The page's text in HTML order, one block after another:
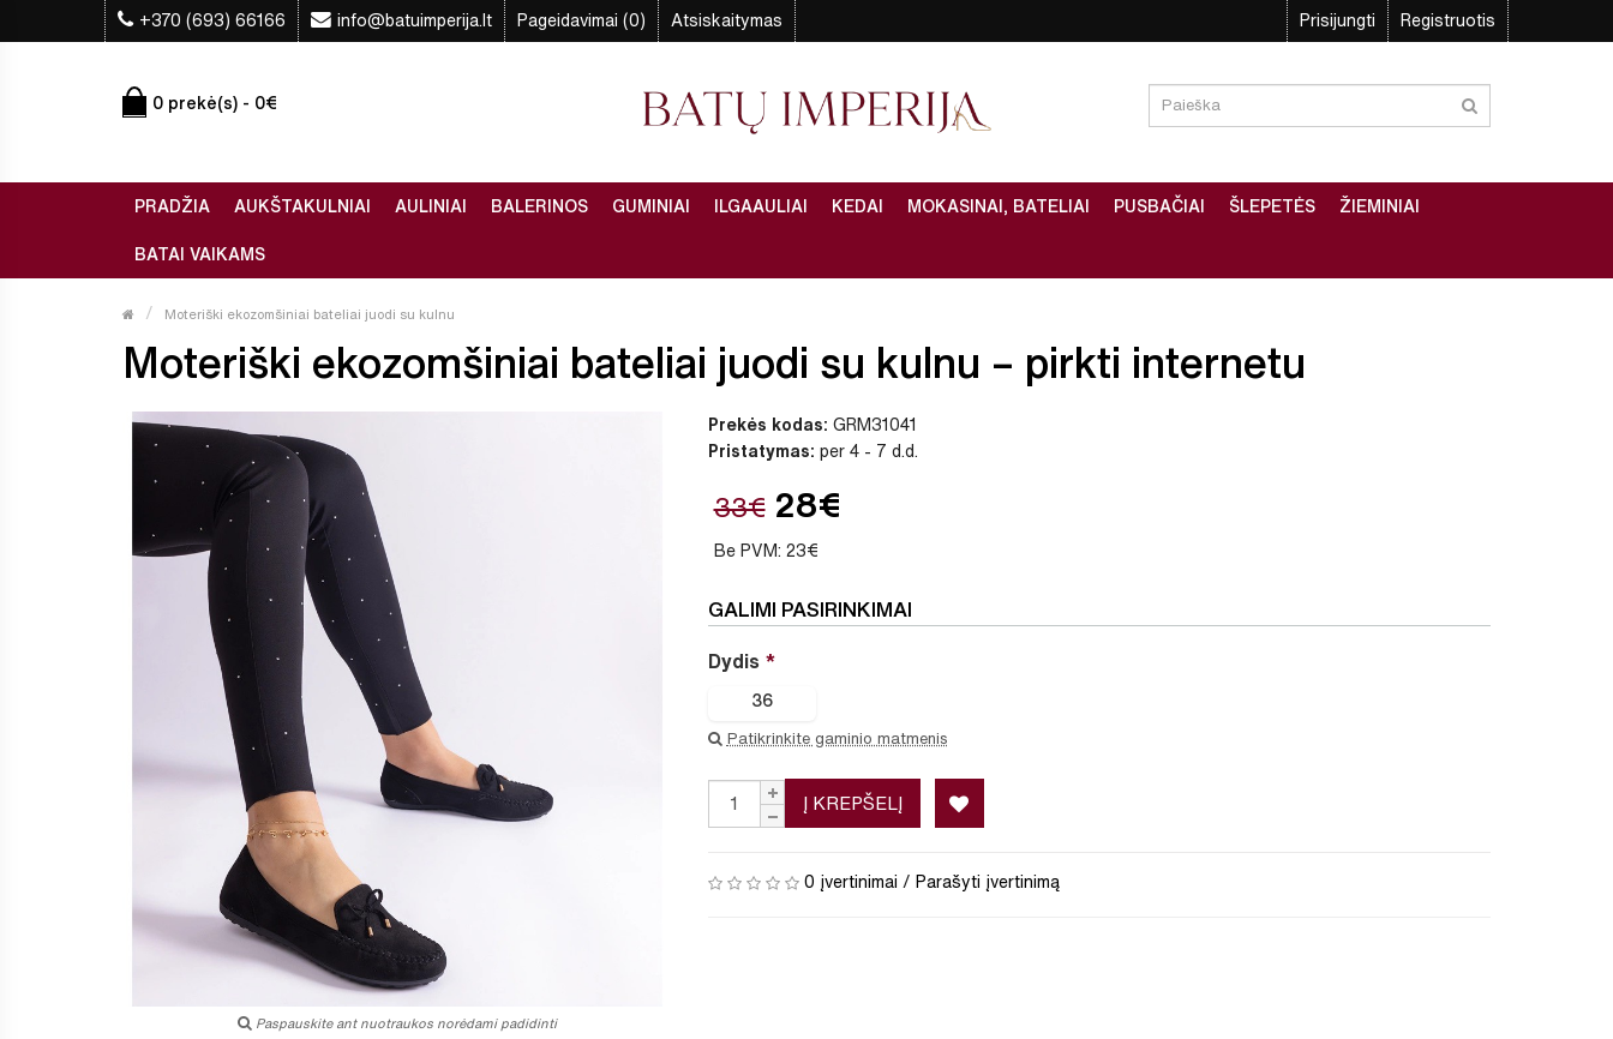
+370 (693) 66166 info@batuimperija.lt Pageidavimai (0) Atsiskaitymas Prisijungti Registruotis
0 prekė(s) - 0€
PRADŽIA AUKŠTAKULNIAI AULINIAI BALERINOS GUMINIAI ILGAAULIAI KEDAI MOKASINAI, BATELIAI PUSBAČIAI ŠLEPETĖS ŽIEMINIAI
BATAI VAIKAMS
Moteriški ekozomšiniai bateliai juodi su kulnu
Moteriški ekozomšiniai bateliai juodi su kulnu – pirkti internetu
Paspauskite ant nuotraukos norėdami padidinti
Prekės kodas: GRM31041
Pristatymas: per 4 - 7 d.d.
33€ 28€
Be PVM: 23€
GALIMI PASIRINKIMAI
Dydis
36
Patikrinkite gaminio matmenis
Į KREPŠELĮ
0 įvertinimai / Parašyti įvertinimą